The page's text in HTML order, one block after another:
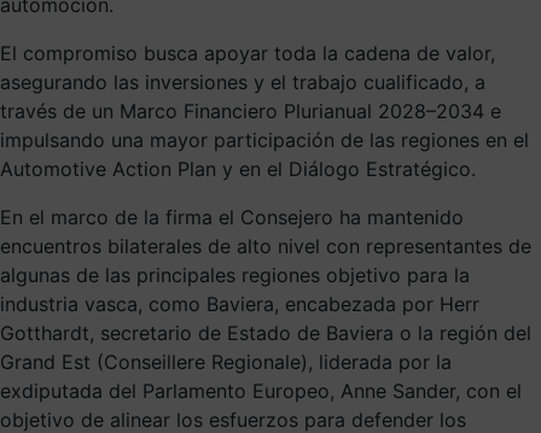
El compromiso busca apoyar toda la cadena de valor,
asegurando las inversiones y el trabajo cualificado, a
través de un Marco Financiero Plurianual 2028–2034 e
impulsando una mayor participación de las regiones en el
Automotive Action Plan y en el Diálogo Estratégico.
En el marco de la firma el Consejero ha mantenido
encuentros bilaterales de alto nivel con representantes de
algunas de las principales regiones objetivo para la
industria vasca, como Baviera, encabezada por Herr
Gotthardt, secretario de Estado de Baviera o la región del
Grand Est (Conseillere Regionale), liderada por la
exdiputada del Parlamento Europeo, Anne Sander, con el
objetivo de alinear los esfuerzos para defender los